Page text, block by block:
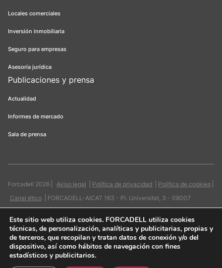
Locales comerciales
Inversión inmobiliaria
Seguro para empresas
Asesoría jurídica
Publicaciones y prensa
Actualidad
Informes de mercado
Sala de prensa
Forcadell 2026 Aviso legal Política de privacidad
Política de cookies
Canal ético
FORCADELL-AICAT 163 - Pl. Universitat, 3 - 08007
Quiero contactar
Este sitio web utiliza cookies. FORCADELL utiliza cookies
técnicas, de personalización, analíticas y publicitarias, propias y
de terceros, que recopilan y tratan datos de conexión y/o del
dispositivo, así como hábitos de navegación con fines
estadísticos y publicitarios.